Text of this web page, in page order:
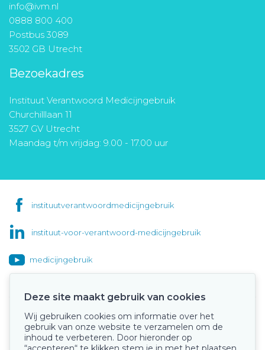
info@ivm.nl
0888 800 400
Postbus 3089
3502 GB Utrecht
Bezoekadres
Instituut Verantwoord Medicijngebruik
Churchilllaan 11
3527 GV Utrecht
Maandag t/m vrijdag: 9.00 - 17.00 uur
instituutverantwoordmedicijngebruik
instituut-voor-verantwoord-medicijngebruik
medicijngebruik
Onze keurmerken
Deze site maakt gebruik van cookies
Wij gebruiken cookies om informatie over het
gebruik van onze website te verzamelen om de
inhoud te verbeteren. Door hieronder op